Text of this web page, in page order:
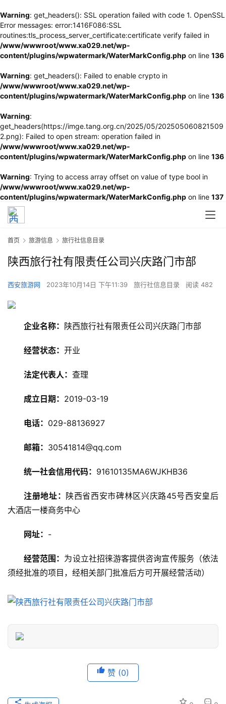
Warning: get_headers(): SSL operation failed with code 1. OpenSSL
Error messages: error:1416F086:SSL
routines:tls_process_server_certificate:certificate verify failed in
/www/wwwroot/www.xa029.net/wp-
content/plugins/wpwatermark/WaterMarkConfig.php on line 136
Warning: get_headers(): Failed to enable crypto in
/www/wwwroot/www.xa029.net/wp-
content/plugins/wpwatermark/WaterMarkConfig.php on line 136
Warning:
get_headers(https://imge.tang.org.cn/2025/05/202505060821509
2.png): Failed to open stream: operation failed in
/www/wwwroot/www.xa029.net/wp-
content/plugins/wpwatermark/WaterMarkConfig.php on line 136
Warning: Trying to access array offset on value of type bool in
/www/wwwroot/www.xa029.net/wp-
content/plugins/wpwatermark/WaterMarkConfig.php on line 137
特
门
景
游
信
史
注册
首页 旅游信息 旅行社信息目录
陕西旅行社有限责任公司兴庆路门市部
西安旅游网 2023年10月14日 下午11:39 旅行社信息目录 阅读 482
企业名称： 陕西旅行社有限责任公司兴庆路门市部
经营状态： 开业
法定代表人： 查理
成立日期： 2019-03-19
电话： 029-88136927
邮箱： 30541814@qq.com
统一社会信用代码： 91610135MA6WJKHB36
注册地址： 陕西省西安市碑林区兴庆路45号西安皇后
大酒店一楼商务中心
网址： -
经营范围： 为设立社招徕游客提供咨询宣传服务（依法
须经批准的项目，经相关部门批准后方可开展经营活动）
赞 (0)